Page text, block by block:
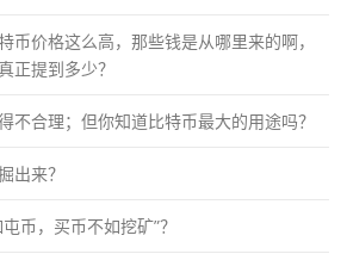
币价格这么高，那些钱是从哪里来的啊，
正提到多少？
不合理；但你知道比特币最大的用途吗？
出来？
币，买币不如挖矿”？